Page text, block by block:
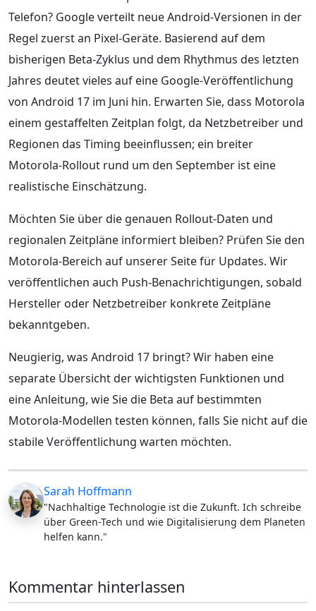
Telefon? Google verteilt neue Android-Versionen in der
Regel zuerst an Pixel-Geräte. Basierend auf dem
bisherigen Beta-Zyklus und dem Rhythmus des letzten
Jahres deutet vieles auf eine Google-Veröffentlichung
von Android 17 im Juni hin. Erwarten Sie, dass Motorola
einem gestaffelten Zeitplan folgt, da Netzbetreiber und
Regionen das Timing beeinflussen; ein breiter
Motorola-Rollout rund um den September ist eine
realistische Einschätzung.
Möchten Sie über die genauen Rollout-Daten und
regionalen Zeitpläne informiert bleiben? Prüfen Sie den
Motorola-Bereich auf unserer Seite für Updates. Wir
veröffentlichen auch Push-Benachrichtigungen, sobald
Hersteller oder Netzbetreiber konkrete Zeitpläne
bekanntgeben.
Neugierig, was Android 17 bringt? Wir haben eine
separate Übersicht der wichtigsten Funktionen und
eine Anleitung, wie Sie die Beta auf bestimmten
Motorola-Modellen testen können, falls Sie nicht auf die
stabile Veröffentlichung warten möchten.
Sarah Hoffmann
"Nachhaltige Technologie ist die Zukunft. Ich schreibe
über Green-Tech und wie Digitalisierung dem Planeten
helfen kann."
Kommentar hinterlassen